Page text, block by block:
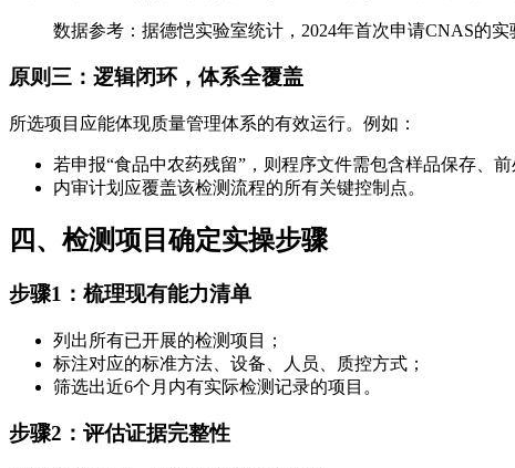
数据参考：据德恺实验室统计，2024年首次申请CNAS的
原则三：逻辑闭环，体系全覆盖
所选项目应能体现质量管理体系的有效运行。例如：
若申报“食品中农药残留”，则程序文件需包含样品保存、
内审计划应覆盖该检测流程的所有关键控制点。
四、检测项目确定实操步骤
步骤1：梳理现有能力清单
列出所有已开展的检测项目；
标注对应的标准方法、设备、人员、质控方式；
筛选出近6个月内有实际检测记录的项目。
步骤2：评估证据完整性